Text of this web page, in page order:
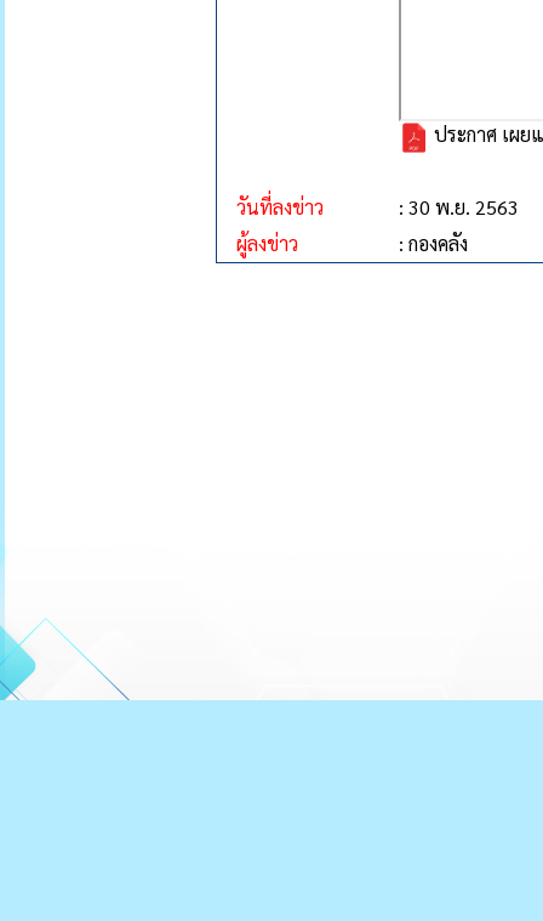
ประกาศ เผ
วันที่ลงข่าว
: 30 พ.ย. 2563
ผู้ลงข่าว
: กองคลัง